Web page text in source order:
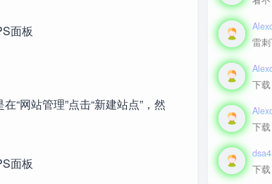
“网站管理”点击“新建站点”，然
雷
下载
下载
下载
雷
下载
下载
下载